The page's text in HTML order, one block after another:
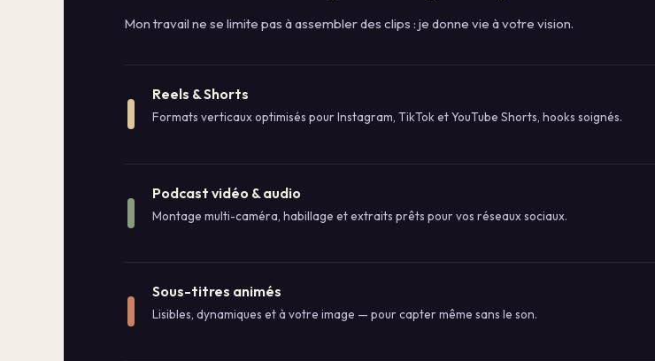
Mon travail ne se limite pas à assembler des clips : je donne vie à votre vision.
Reels & Shorts
Formats verticaux optimisés pour Instagram, TikTok et YouTube Shorts, hooks soignés.
Podcast vidéo & audio
Montage multi-caméra, habillage et extraits prêts pour vos réseaux sociaux.
Sous-titres animés
Lisibles, dynamiques et à votre image — pour capter même sans le son.